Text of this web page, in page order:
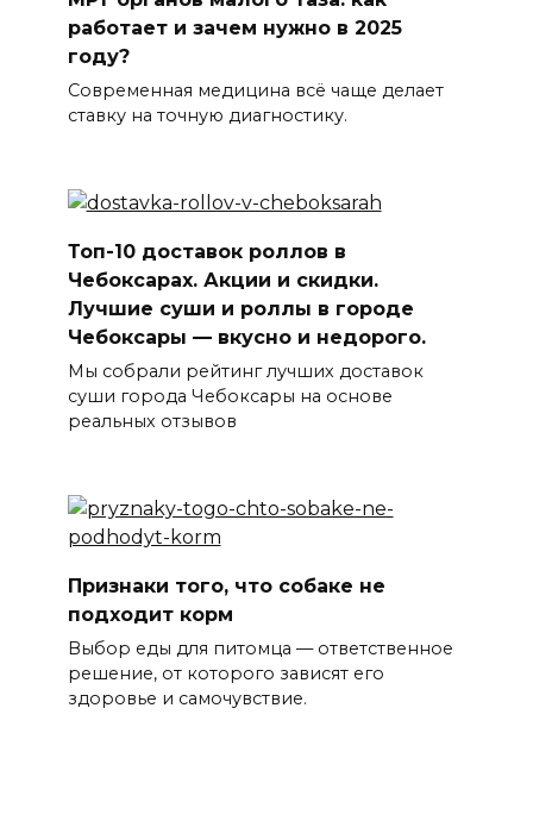
работает и зачем нужно в 2025
году?
Современная медицина всё чаще делает
ставку на точную диагностику.
Топ-10 доставок роллов в
Чебоксарах. Акции и скидки.
Лучшие суши и роллы в городе
Чебоксары — вкусно и недорого.
Мы собрали рейтинг лучших доставок
суши города Чебоксары на основе
реальных отзывов
Признаки того, что собаке не
подходит корм
Выбор еды для питомца — ответственное
решение, от которого зависят его
здоровье и самочувствие.